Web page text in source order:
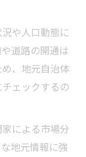
や人口動態に
道路の開通は
、地元自治体
ェックするの
による市場分
地元情報に強